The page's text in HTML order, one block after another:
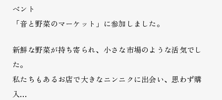
ベント
「音と野菜のマーケット」に参加しました。
新鮮な野菜が持ち寄られ、小さな市場のような活気でし
た。
私たちもあるお店で大きなニンニクに出会い、思わず購
入…